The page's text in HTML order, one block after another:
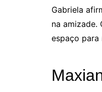
Gabriela
na amizade.
espaço para